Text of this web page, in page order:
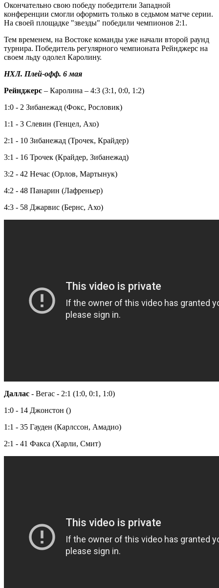
Окончательно свою победу победители Западной
конференции смогли оформить только в седьмом матче серии.
На своей площадке "звезды" победили чемпионов 2:1.
Тем временем, на Востоке команды уже начали второй раунд
турнира. Победитель регулярного чемпионата Рейнджерс на
своем льду одолел Каролину.
НХЛ. Плей-офф. 6 мая
Рейнджерс – Каролина – 4:3 (3:1, 0:0, 1:2)
1:0 - 2 Зибанежад (Фокс, Рословик)
1:1 - 3 Слевин (Генцел, Ахо)
2:1 - 10 Зибанежад (Трочек, Крайдер)
3:1 - 16 Трочек (Крайдер, Зибанежад)
3:2 - 42 Нечас (Орлов, Мартынук)
4:2 - 48 Панарин (Лафреньер)
4:3 - 58 Джарвис (Бернс, Ахо)
Даллас - Вегас - 2:1 (1:0, 0:1, 1:0)
1:0 - 14 Джонстон ()
1:1 - 35 Гауден (Карлссон, Амадио)
2:1 - 41 Факса (Харли, Смит)